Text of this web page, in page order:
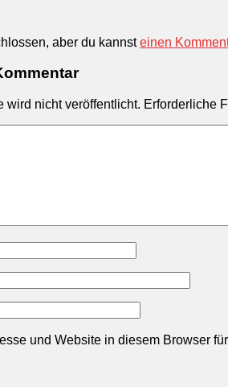
aber du kannsteinen
wird nicht veröffentlicht. Erforderliche
und Website in diesem Browser